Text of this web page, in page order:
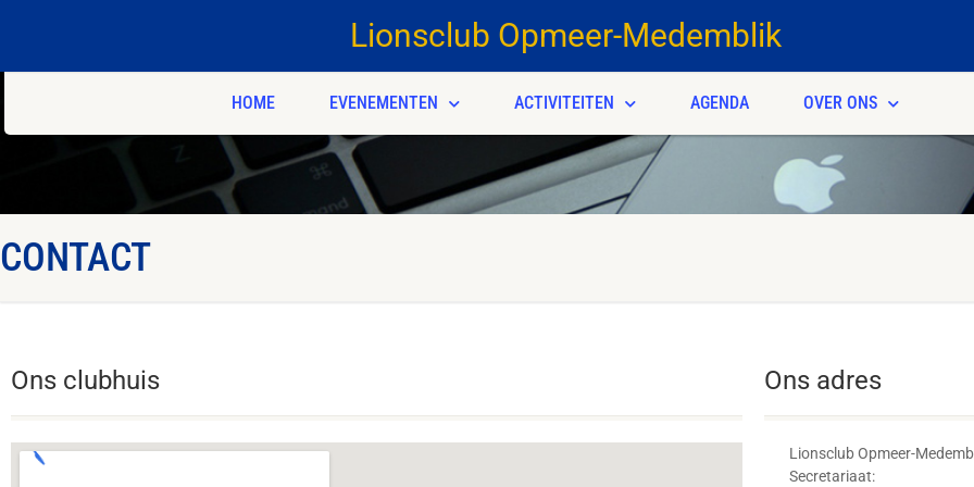
Lionsclub Opmeer-Medemblik
HOME EVENEMENTEN ACTIVITEITEN AGENDA OVER ONS
CONTACT
Ons clubhuis Ons adres
Lionsclub Opmeer-
Secretariaat: